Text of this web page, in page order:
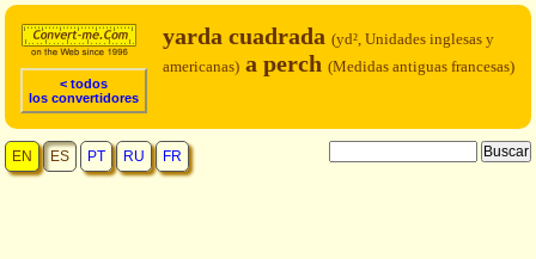
< todos
los convertidores
yarda cuadrada (yd², Unidades inglesas y
americanas) a perch (Medidas antiguas francesas)
EN ES PT RU FR